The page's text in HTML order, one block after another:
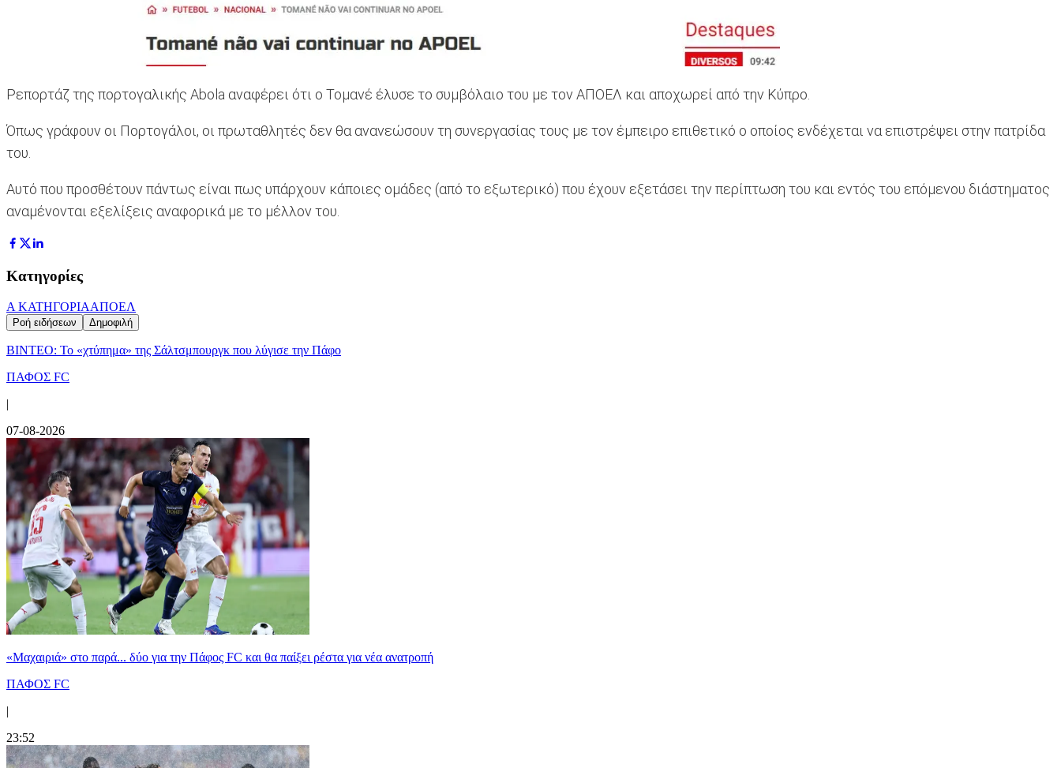
Ρεπορτάζ της πορτογαλικής Abola αναφέρει ότι ο Τομανέ έλυσε το συμβόλαιο του με τον ΑΠΟΕΛ και αποχωρεί από την Κύπρο.
Όπως γράφουν οι Πορτογάλοι, οι πρωταθλητές δεν θα ανανεώσουν τη συνεργασίας τους με τον έμπειρο επιθετικό ο οποίος ενδέχεται να επιστρέψει στην πατρίδα
του.
Αυτό που προσθέτουν πάντως είναι πως υπάρχουν κάποιες ομάδες (από το εξωτερικό) που έχουν εξετάσει την περίπτωση του και εντός του επόμενου διάστηματος
αναμένονται εξελίξεις αναφορικά με το μέλλον του.
Κατηγορίες
Α ΚΑΤΗΓΟΡΙΑΑΠΟΕΛ
Ροή ειδήσεων Δημοφιλή
ΒΙΝΤΕΟ: Το «χτύπημα» της Σάλτσμπουργκ που λύγισε την Πάφο
ΠΑΦΟΣ FC
|
07-08-2026
«Μαχαιριά» στο παρά... δύο για την Πάφος FC και θα παίξει ρέστα για νέα ανατροπή
ΠΑΦΟΣ FC
|
23:52